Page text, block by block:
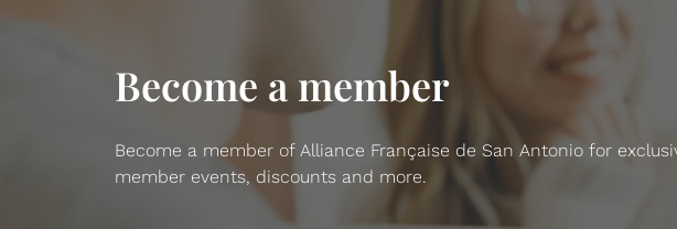
Become a member
Become a member of Alliance Française de San Antonio for
member events, discounts and more.